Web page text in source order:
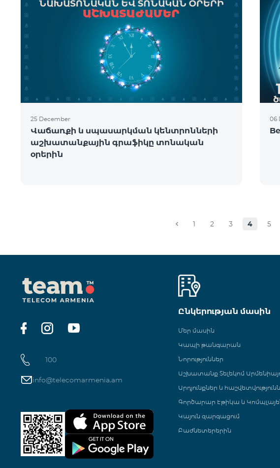
25 December
Վաճառքի և սպասարկման կենտրոնների
աշխատանքային գրաֆիկը տոնական
օրերին
06
1 2 3 4 5
100
info@telecomarmenia.am
Ընկերության մասին
Մեր մասին
Կապի թանգարան
Նորություններ
Աշխատանք Տելեկոմ
Արդյունքներ և
Գործարար Էթիկա և
Կայուն զարգացում
Բաժնետերերին